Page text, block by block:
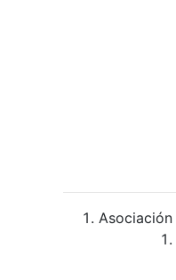
Asociación